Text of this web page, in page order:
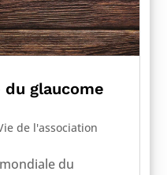
glaucome
de l'association
du